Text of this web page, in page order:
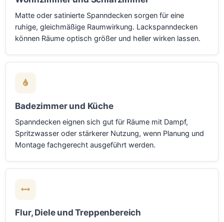
Matte oder satinierte Spanndecken sorgen für eine
ruhige, gleichmäßige Raumwirkung. Lackspanndecken
können Räume optisch größer und heller wirken lassen.
Badezimmer und Küche
Spanndecken eignen sich gut für Räume mit Dampf,
Spritzwasser oder stärkerer Nutzung, wenn Planung und
Montage fachgerecht ausgeführt werden.
Flur, Diele und Treppenbereich